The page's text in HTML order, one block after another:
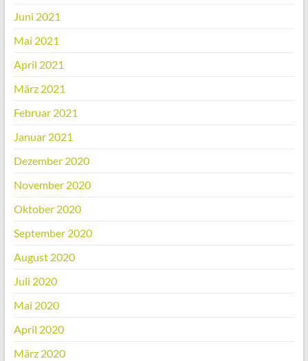
Juni 2021
Mai 2021
April 2021
März 2021
Februar 2021
Januar 2021
Dezember 2020
November 2020
Oktober 2020
September 2020
August 2020
Juli 2020
Mai 2020
April 2020
März 2020